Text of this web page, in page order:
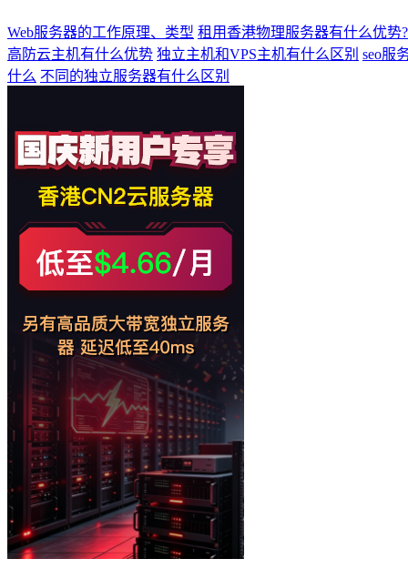
Web服务器的工作原理、类型 租用香港物理服务器有什么优势?
高防云主机有什么优势 独立主机和VPS主机有什么区别 seo服
什么 不同的独立服务器有什么区别